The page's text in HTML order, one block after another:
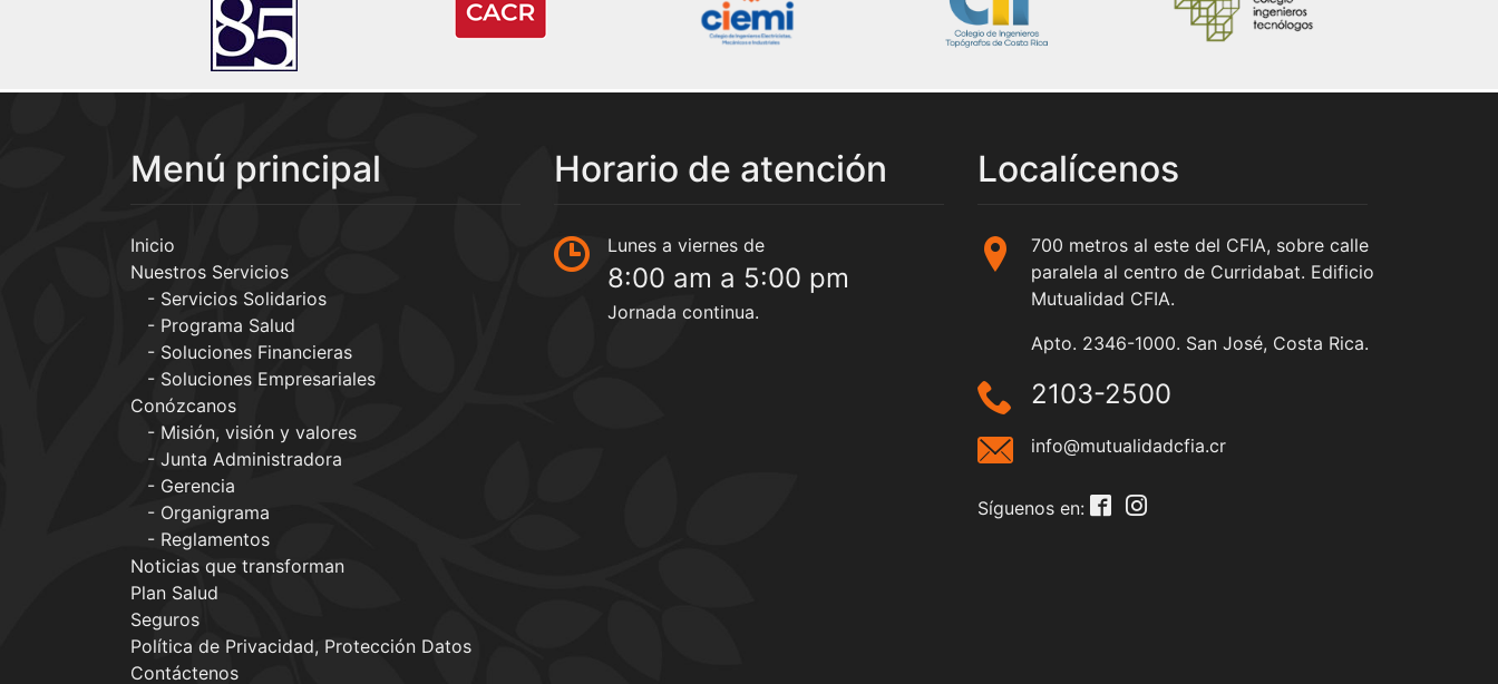
Menú principal
Inicio
Nuestros Servicios
Servicios Solidarios
Programa Salud
Soluciones Financieras
Soluciones Empresariales
Conózcanos
Misión, visión y valores
Junta Administradora
Gerencia
Organigrama
Reglamentos
Noticias que transforman
Plan Salud
Seguros
Política de Privacidad, Protección Datos
Contáctenos
Horario de atención
Lunes a viernes de
8:00 am a 5:00 pm
Jornada continua.
Localícenos
700 metros al este del CFIA, sobre calle
paralela al centro de Curridabat. Edificio
Mutualidad CFIA.
Apto. 2346-1000. San José, Costa Rica.
2103-2500
info@mutualidadcfia.cr
Síguenos en: